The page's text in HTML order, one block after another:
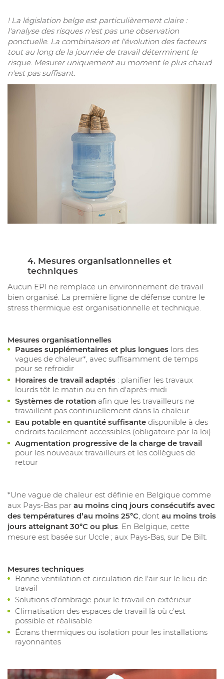
! La législation belge est particulièrement claire :
l'analyse des risques n'est pas une observation
ponctuelle. La combinaison et l'évolution des facteurs
tout au long de la journée de travail déterminent le
risque. Mesurer uniquement au moment le plus chaud
n'est pas suffisant.
4. Mesures organisationnelles et
techniques
Aucun EPI ne remplace un environnement de travail
bien organisé. La première ligne de défense contre le
stress thermique est organisationnelle et technique.
Mesures organisationnelles
Pauses supplémentaires et plus longues lors des
vagues de chaleur*, avec suffisamment de temps
pour se refroidir
Horaires de travail adaptés : planifier les travaux
lourds tôt le matin ou en fin d'après-midi
Systèmes de rotation afin que les travailleurs ne
travaillent pas continuellement dans la chaleur
Eau potable en quantité suffisante disponible à des
endroits facilement accessibles (obligatoire par la loi)
Augmentation progressive de la charge de travail
pour les nouveaux travailleurs et les collègues de
retour
*Une vague de chaleur est définie en Belgique comme
aux Pays-Bas par au moins cinq jours consécutifs avec
des températures d’au moins 25°C, dont au moins trois
jours atteignant 30°C ou plus. En Belgique, cette
mesure est basée sur Uccle ; aux Pays-Bas, sur De Bilt.
Mesures techniques
Bonne ventilation et circulation de l'air sur le lieu de
travail
Solutions d'ombrage pour le travail en extérieur
Climatisation des espaces de travail là où c'est
possible et réalisable
Écrans thermiques ou isolation pour les installations
rayonnantes